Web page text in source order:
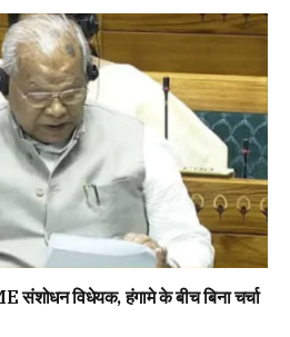
विधेयक, हंगामे के बीच बिना चर्चा